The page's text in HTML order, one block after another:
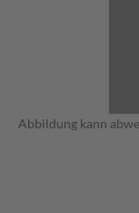
Abbildung kann